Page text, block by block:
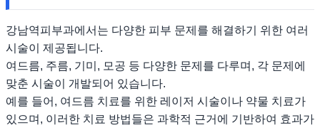
강남역피부과에서는 다양한 피부 문제를 해결하기 위한 여러
시술이 제공됩니다.
여드름, 주름, 기미, 모공 등 다양한 문제를 다루며, 각 문제에
맞춘 시술이 개발되어 있습니다.
예를 들어, 여드름 치료를 위한 레이저 시술이나 약물 치료가
있으며, 이러한 치료 방법들은 과학적 근거에 기반하여 효과가